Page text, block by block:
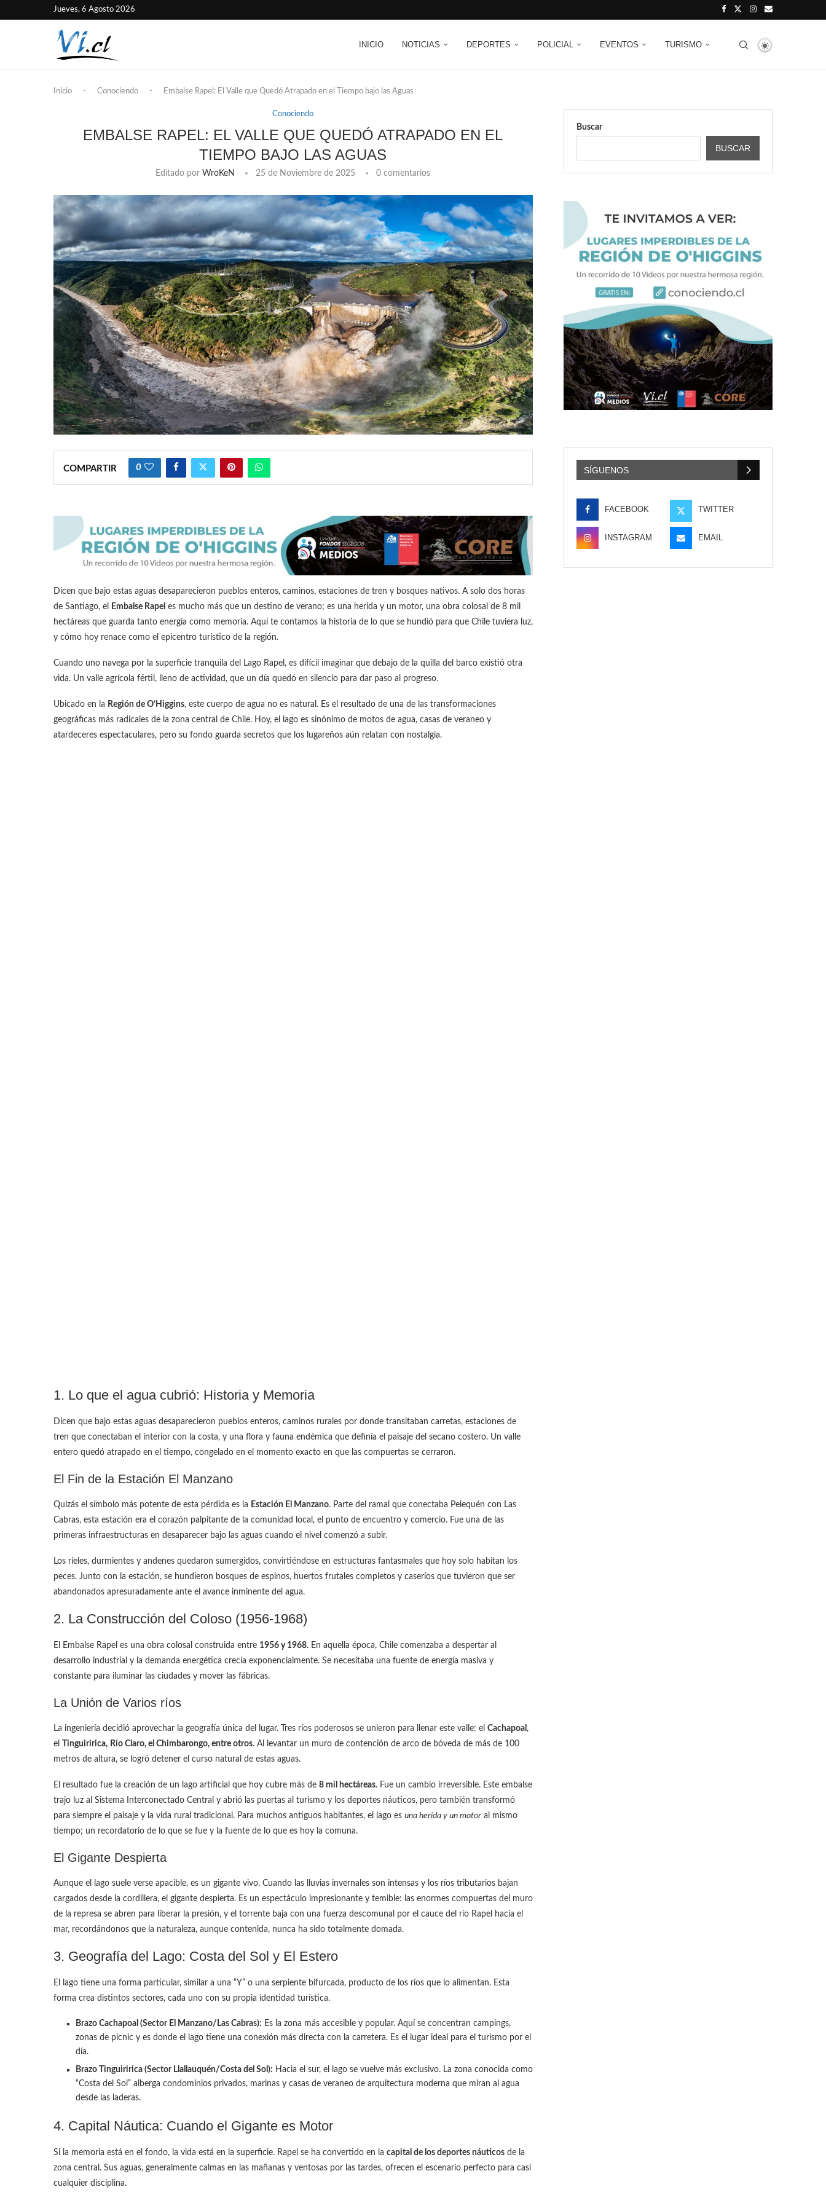
Jueves, 6 Agosto 2026
INICIO NOTICIAS DEPORTES POLICIAL EVENTOS TURISMO
Inicio - Conociendo - Embalse Rapel: El Valle que Quedó Atrapado en el Tiempo bajo las Aguas
Conociendo
EMBALSE RAPEL: EL VALLE QUE QUEDÓ ATRAPADO EN EL
TIEMPO BAJO LAS AGUAS
Editado por WroKeN 25 de Noviembre de 2025 0 comentarios
COMPARTIR 0
Dicen que bajo estas aguas desaparecieron pueblos enteros, caminos, estaciones de tren y bosques nativos. A solo dos horas
de Santiago, el
Embalse Rapel es mucho más que un destino de verano; es una herida y un motor, una obra colosal de 8 mil
hectáreas que guarda tanto energía como memoria. Aquí te contamos la historia de lo que se hundió para que Chile tuviera luz,
y cómo hoy renace como el epicentro turístico de la región.
Cuando uno navega por la superficie tranquila del Lago Rapel, es difícil imaginar que debajo de la quilla del barco existió otra
vida. Un valle agrícola fértil, lleno de actividad, que un día quedó en silencio para dar paso al progreso.
Ubicado en la Región de O’Higgins, este cuerpo de agua no es natural. Es el resultado de una de las transformaciones
geográficas más radicales de la zona central de Chile. Hoy, el lago es sinónimo de motos de agua, casas de veraneo y
atardeceres espectaculares, pero su fondo guarda secretos que los lugareños aún relatan con nostalgia.
1. Lo que el agua cubrió: Historia y Memoria
Dicen que bajo estas aguas desaparecieron pueblos enteros, caminos rurales por donde transitaban carretas, estaciones de
tren que conectaban el interior con la costa, y una flora y fauna endémica que definía el paisaje del secano costero. Un valle
entero quedó atrapado en el tiempo, congelado en el momento exacto en que las compuertas se cerraron.
El Fin de la Estación El Manzano
Quizás el símbolo más potente de esta pérdida es la Estación El Manzano. Parte del ramal que conectaba Pelequén con Las
Cabras, esta estación era el corazón palpitante de la comunidad local, el punto de encuentro y comercio. Fue una de las
primeras infraestructuras en desaparecer bajo las aguas cuando el nivel comenzó a subir.
Los rieles, durmientes y andenes quedaron sumergidos, convirtiéndose en estructuras fantasmales que hoy solo habitan los
peces. Junto con la estación, se hundieron bosques de espinos, huertos frutales completos y caseríos que tuvieron que ser
abandonados apresuradamente ante el avance inminente del agua.
2. La Construcción del Coloso (1956-1968)
El Embalse Rapel es una obra colosal construida entre 1956 y 1968. En aquella época, Chile comenzaba a despertar al
desarrollo industrial y la demanda energética crecía exponencialmente. Se necesitaba una fuente de energía masiva y
constante para iluminar las ciudades y mover las fábricas.
La Unión de Varios ríos
La ingeniería decidió aprovechar la geografía única del lugar. Tres ríos poderosos se unieron para llenar este valle: el Cachapoal ,
el Tinguiririca, Río Claro, el Chimbarongo, entre otros. Al levantar un muro de contención de arco de bóveda de más de 100
metros de altura, se logró detener el curso natural de estas aguas.
El resultado fue la creación de un lago artificial que hoy cubre más de 8 mil hectáreas. Fue un cambio irreversible. Este embalse
trajo luz al Sistema Interconectado Central y abrió las puertas al turismo y los deportes náuticos, pero también transformó
para siempre el paisaje y la vida rural tradicional. Para muchos antiguos habitantes, el lago es una herida y un motor al mismo
tiempo; un recordatorio de lo que se fue y la fuente de lo que es hoy la comuna.
El Gigante Despierta
Aunque el lago suele verse apacible, es un gigante vivo. Cuando las lluvias invernales son intensas y los ríos tributarios bajan
cargados desde la cordillera, el gigante despierta. Es un espectáculo impresionante y temible: las enormes compuertas del muro
de la represa se abren para liberar la presión, y el torrente baja con una fuerza descomunal por el cauce del río Rapel hacia el
mar, recordándonos que la naturaleza, aunque contenida, nunca ha sido totalmente domada.
3. Geografía del Lago: Costa del Sol y El Estero
El lago tiene una forma particular, similar a una “Y” o una serpiente bifurcada, producto de los ríos que lo alimentan. Esta
forma crea distintos sectores, cada uno con su propia identidad turística.
Brazo Cachapoal (Sector El Manzano/Las Cabras): Es la zona más accesible y popular. Aquí se concentran campings,
zonas de picnic y es donde el lago tiene una conexión más directa con la carretera. Es el lugar ideal para el turismo por el
día.
Brazo Tinguiririca (Sector Llallauquén/Costa del Sol): Hacia el sur, el lago se vuelve más exclusivo. La zona conocida como
“Costa del Sol” alberga condominios privados, marinas y casas de veraneo de arquitectura moderna que miran al agua
desde las laderas.
4. Capital Náutica: Cuando el Gigante es Motor
Si la memoria está en el fondo, la vida está en la superficie. Rapel se ha convertido en la capital de los deportes náuticos de la
zona central. Sus aguas, generalmente calmas en las mañanas y ventosas por las tardes, ofrecen el escenario perfecto para casi
cualquier disciplina.
Buscar
BUSCAR
SÍGUENOS
FACEBOOK TWITTER
INSTAGRAM EMAIL